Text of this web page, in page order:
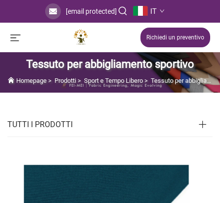
[email protected] IT
Richiedi un preventivo
Tessuto per abbigliamento sportivo
Homepage > Prodotti > Sport e Tempo Libero > Tessuto per abbigliamento sportivo
TUTTI I PRODOTTI